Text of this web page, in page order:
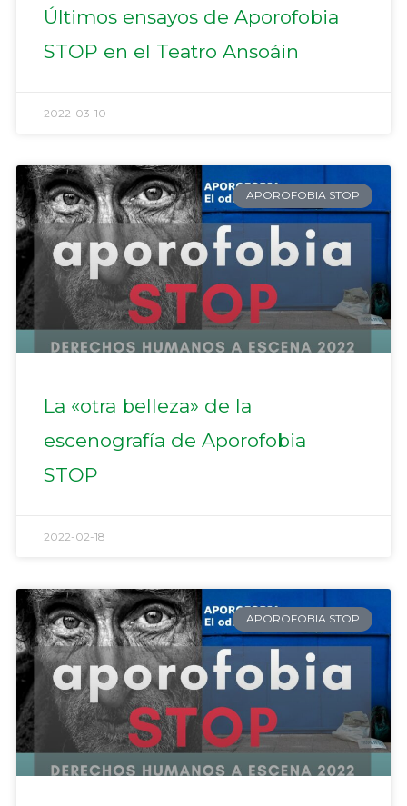
Últimos ensayos de Aporofobia
STOP en el Teatro Ansoáin
2022-03-10
APOROFOBIA STOP
La «otra belleza» de la
escenografía de Aporofobia
STOP
2022-02-18
APOROFOBIA STOP